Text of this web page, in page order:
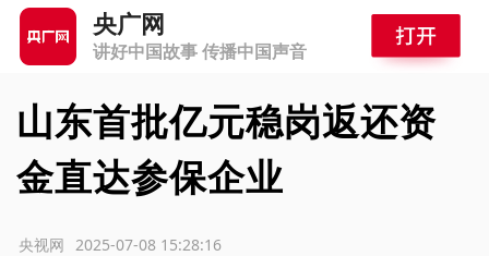
央广网
讲好中国故事 传播中国声音
山东首批亿元稳岗返还资
金直达参保企业
2025-07-08 15:28:16
央视网